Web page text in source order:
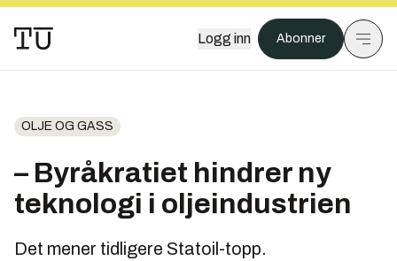
Logg inn Abonner
OLJE OG GASS
– Byråkratiet hindrer ny
teknologi i oljeindustrien
Det mener tidligere Statoil-topp.